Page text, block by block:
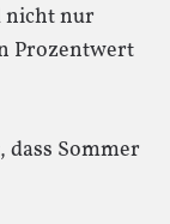
nicht nur
Prozentwert
dass Sommer